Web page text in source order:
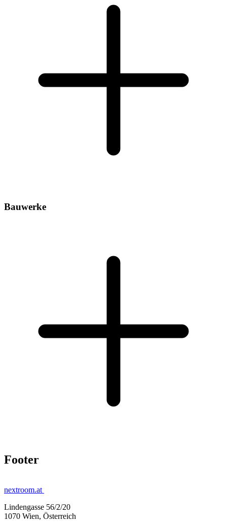
Bauwerke
Footer
nextroom.at
Lindengasse 56/2/20
1070 Wien, Österreich